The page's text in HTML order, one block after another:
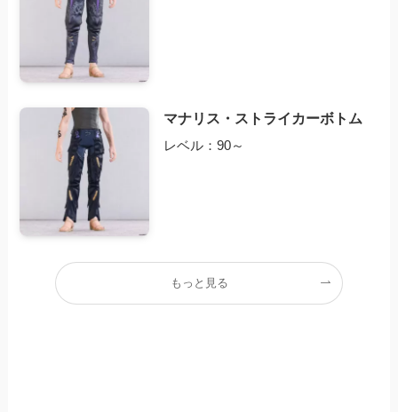
マナリス・ストライカーボトム
レベル：90～
もっと見る